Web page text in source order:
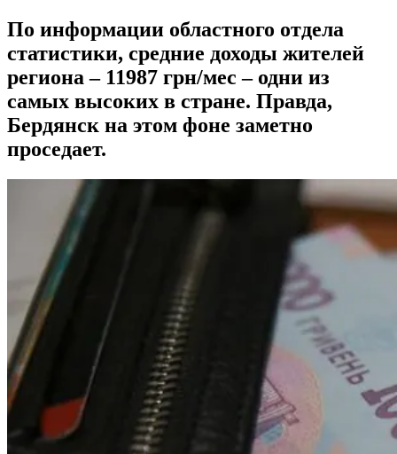
По информации областного отдела
статистики, средние доходы жителей
региона – 11987 грн/мес – одни из
самых высоких в стране. Правда,
Бердянск на этом фоне заметно
проседает.